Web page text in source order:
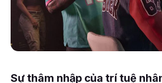
Sự thâm nhập của trí tuệ